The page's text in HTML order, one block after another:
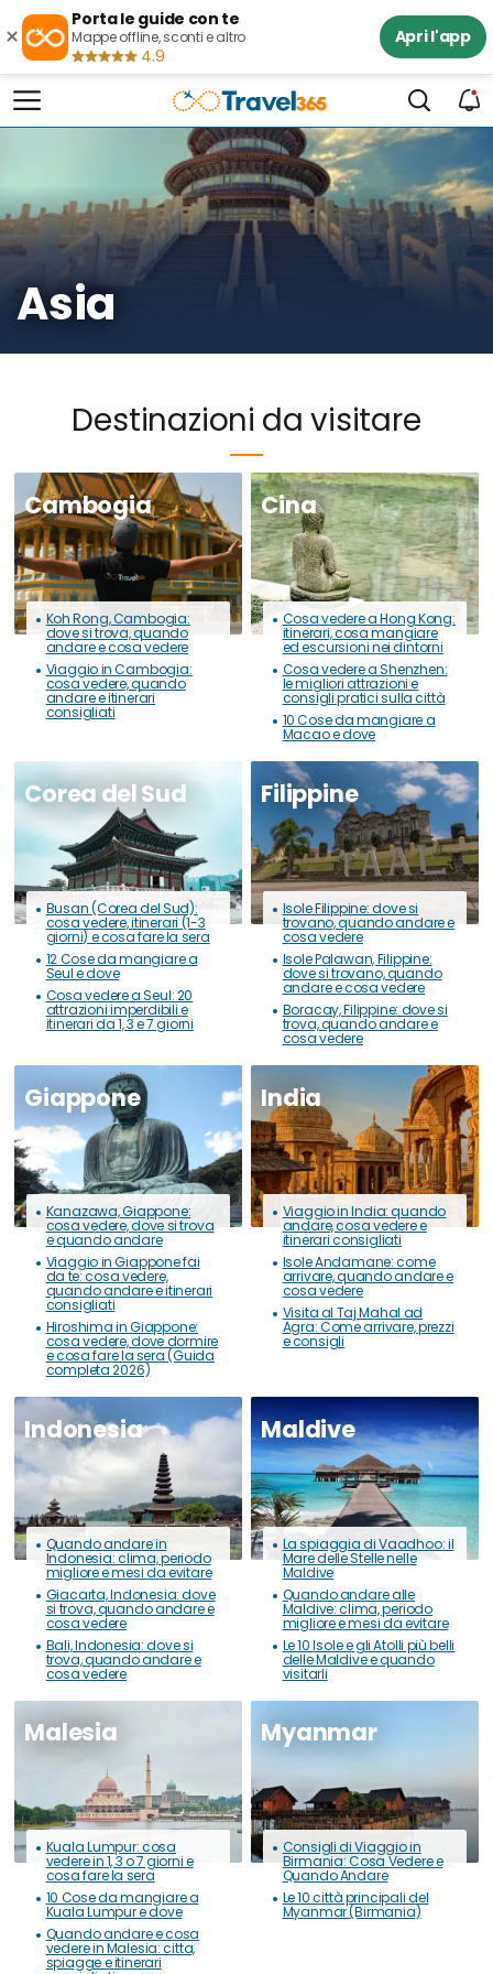
×
Porta le guide con te
Mappe offline, sconti e altro
4.9
Apri l'app
Asia
Destinazioni da visitare
Cambogia
Koh Rong, Cambogia:
dove si trova, quando
andare e cosa vedere
Viaggio in Cambogia:
cosa vedere, quando
andare e itinerari
consigliati
Cina
Cosa vedere a Hong Kong:
itinerari, cosa mangiare
ed escursioni nei dintorni
Cosa vedere a Shenzhen:
le migliori attrazioni e
consigli pratici sulla città
10 Cose da mangiare a
Macao e dove
Corea del Sud
Busan (Corea del Sud):
cosa vedere, itinerari (1-3
giorni) e cosa fare la sera
12 Cose da mangiare a
Seul e dove
Cosa vedere a Seul: 20
attrazioni imperdibili e
itinerari da 1, 3 e 7 giorni
Filippine
Isole Filippine: dove si
trovano, quando andare e
cosa vedere
Isole Palawan, Filippine:
dove si trovano, quando
andare e cosa vedere
Boracay, Filippine: dove si
trova, quando andare e
cosa vedere
Giappone
Kanazawa, Giappone:
cosa vedere, dove si trova
e quando andare
Viaggio in Giappone fai
da te: cosa vedere,
quando andare e itinerari
consigliati
Hiroshima in Giappone:
cosa vedere, dove dormire
e cosa fare la sera (Guida
completa 2026)
India
Viaggio in India: quando
andare, cosa vedere e
itinerari consigliati
Isole Andamane: come
arrivare, quando andare e
cosa vedere
Visita al Taj Mahal ad
Agra: Come arrivare, prezzi
e consigli
Indonesia
Quando andare in
Indonesia: clima, periodo
migliore e mesi da evitare
Giacarta, Indonesia: dove
si trova, quando andare e
cosa vedere
Bali, Indonesia: dove si
trova, quando andare e
cosa vedere
Maldive
La spiaggia di Vaadhoo: il
Mare delle Stelle nelle
Maldive
Quando andare alle
Maldive: clima, periodo
migliore e mesi da evitare
Le 10 Isole e gli Atolli più belli
delle Maldive e quando
visitarli
Malesia
Kuala Lumpur: cosa
vedere in 1, 3 o 7 giorni e
cosa fare la sera
10 Cose da mangiare a
Kuala Lumpur e dove
Quando andare e cosa
vedere in Malesia: citta,
spiagge e itinerari
Myanmar
Consigli di Viaggio in
Birmania: Cosa Vedere e
Quando Andare
Le 10 città principali del
Myanmar (Birmania)